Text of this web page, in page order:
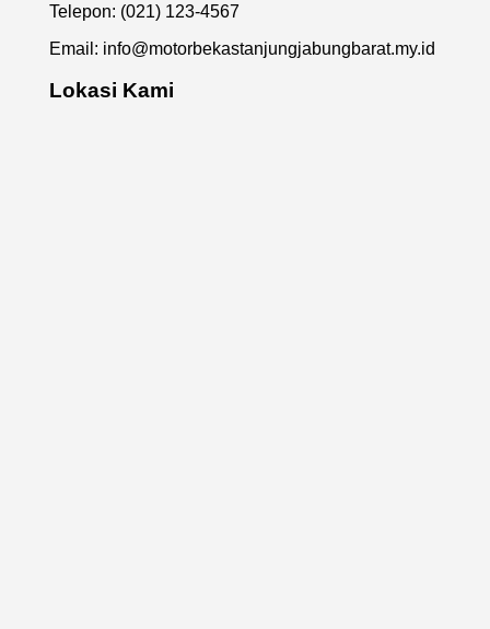
Telepon: (021) 123-4567
Email: info@motorbekastanjungjabungbarat.my.id
Lokasi Kami